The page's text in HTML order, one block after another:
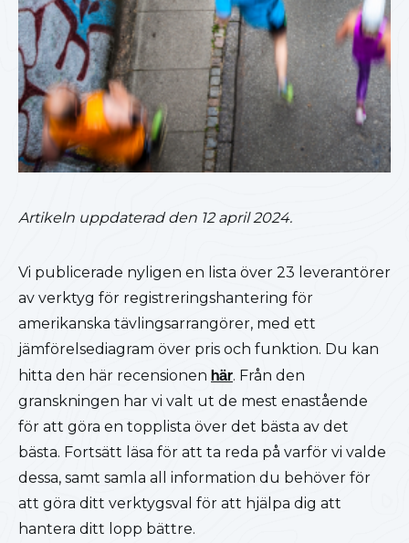
Artikeln uppdaterad den 12 april 2024.
Vi publicerade nyligen en lista över 23 leverantörer
av verktyg för registreringshantering för
amerikanska tävlingsarrangörer, med ett
jämförelsediagram över pris och funktion. Du kan
hitta den här recensionen här. Från den
granskningen har vi valt ut de mest enastående
för att göra en topplista över det bästa av det
bästa. Fortsätt läsa för att ta reda på varför vi valde
dessa, samt samla all information du behöver för
att göra ditt verktygsval för att hjälpa dig att
hantera ditt lopp bättre.